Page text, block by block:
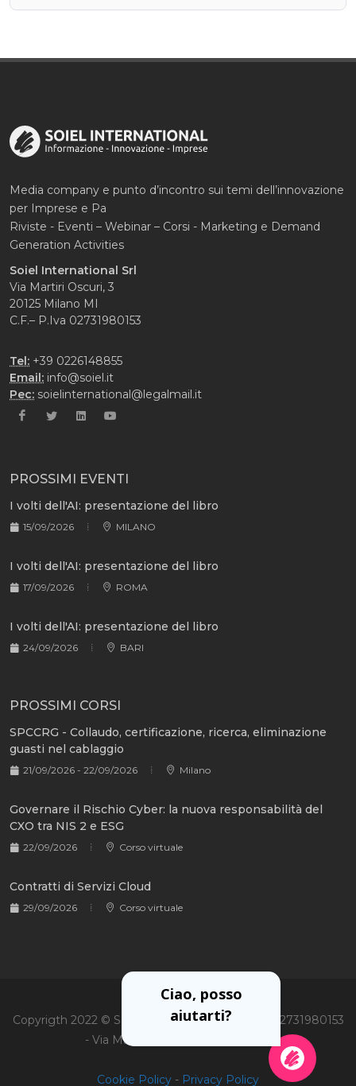
Media company e punto d’incontro sui temi dell’innovazione
per Imprese e Pa
Riviste - Eventi – Webinar – Corsi - Marketing e Demand
Generation Activities
Soiel International Srl
Via Martiri Oscuri, 3
20125 Milano MI
C.F.– P.Iva 02731980153
Tel: +39 0226148855
Email: info@soiel.it
Pec: soielinternational@legalmail.it
PROSSIMI EVENTI
I volti dell'AI: presentazione del libro
15/09/2026 MILANO
I volti dell'AI: presentazione del libro
17/09/2026 ROMA
I volti dell'AI: presentazione del libro
24/09/2026 BARI
PROSSIMI CORSI
SPCCRG - Collaudo, certificazione, ricerca, eliminazione
guasti nel cablaggio
21/09/2026 - 22/09/2026 Milano
Governare il Rischio Cyber: la nuova responsabilità del
CXO tra NIS 2 e ESG
22/09/2026 Corso virtuale
Contratti di Servizi Cloud
29/09/2026 Corso virtuale
Copyrigth 2022 © Soiel International Srl - P.Iva 02731980153
- Via Martiri Oscuri 3, 20125 Milano
Cookie Policy - Privacy Policy
Ciao, posso
aiutarti?